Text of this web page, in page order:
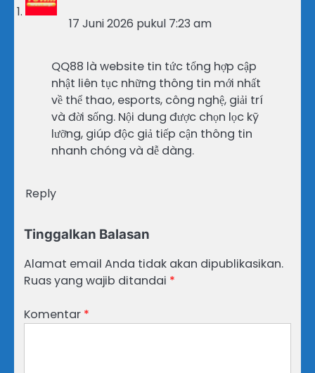
17 Juni 2026 pukul 7:23 am
QQ88 là website tin tức tổng hợp cập
nhật liên tục những thông tin mới nhất
về thể thao, esports, công nghệ, giải trí
và đời sống. Nội dung được chọn lọc kỹ
lưỡng, giúp độc giả tiếp cận thông tin
nhanh chóng và dễ dàng.
Reply
Tinggalkan Balasan
Alamat email Anda tidak akan dipublikasikan.
Ruas yang wajib ditandai *
Komentar *